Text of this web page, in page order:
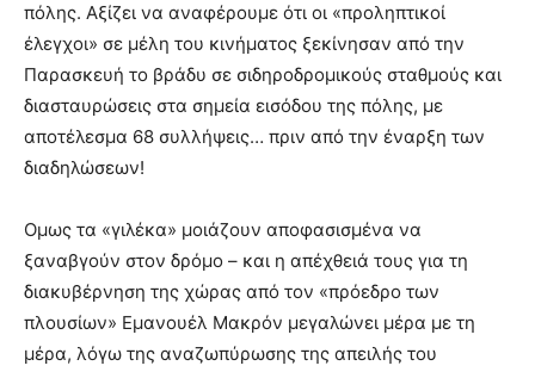
πόλης. Αξίζει να αναφέρουμε ότι οι «προληπτικοί
έλεγχοι» σε μέλη του κινήματος ξεκίνησαν από την
Παρασκευή το βράδυ σε σιδηροδρομικούς σταθμούς και
διασταυρώσεις στα σημεία εισόδου της πόλης, με
αποτέλεσμα 68 συλλήψεις… πριν από την έναρξη των
διαδηλώσεων!
Ομως τα «γιλέκα» μοιάζουν αποφασισμένα να
ξαναβγούν στον δρόμο – και η απέχθειά τους για τη
διακυβέρνηση της χώρας από τον «πρόεδρο των
πλουσίων» Εμανουέλ Μακρόν μεγαλώνει μέρα με τη
μέρα, λόγω της αναζωπύρωσης της απειλής του